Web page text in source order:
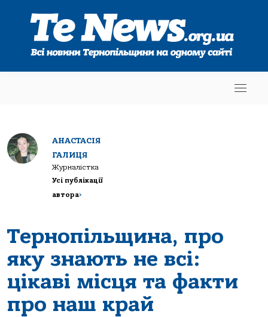
АНАСТАСІЯ
ГАЛИЦЯ
Журналістка
Усі публікації
автора>
Тернопільщина, про
яку знають не всі:
цікаві місця та факти
про наш край